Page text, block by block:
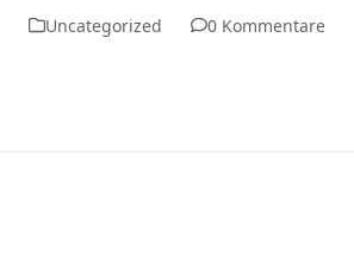
Uncategorized 0 Kommentare